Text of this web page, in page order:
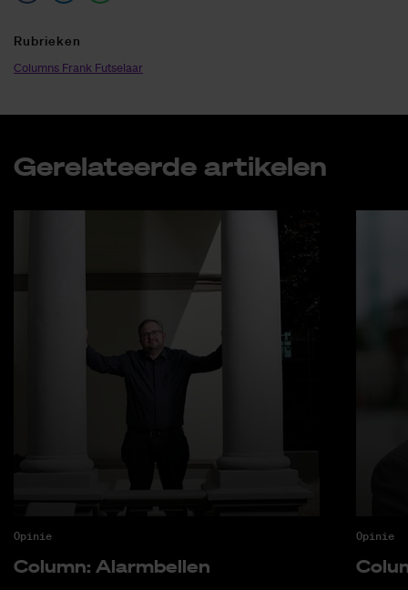
Ru­brie­ken
Columns Frank Futselaar
Ge­re­la­teer­de ar­ti­ke­len
Opinie
Co­lumn: Alarm­bel­len
Opinie